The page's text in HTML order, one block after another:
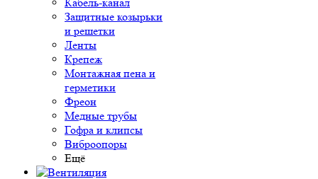
Защитные козырьки
и решетки
Ленты
Крепеж
Монтажная пена и
герметики
Фреон
Медные трубы
Гофра и клипсы
Виброопоры
Ещё